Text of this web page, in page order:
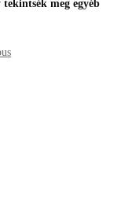
meg egyéb